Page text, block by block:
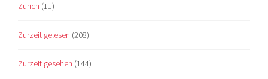
Zürich (11)
Zurzeit gelesen (208)
Zurzeit gesehen (144)